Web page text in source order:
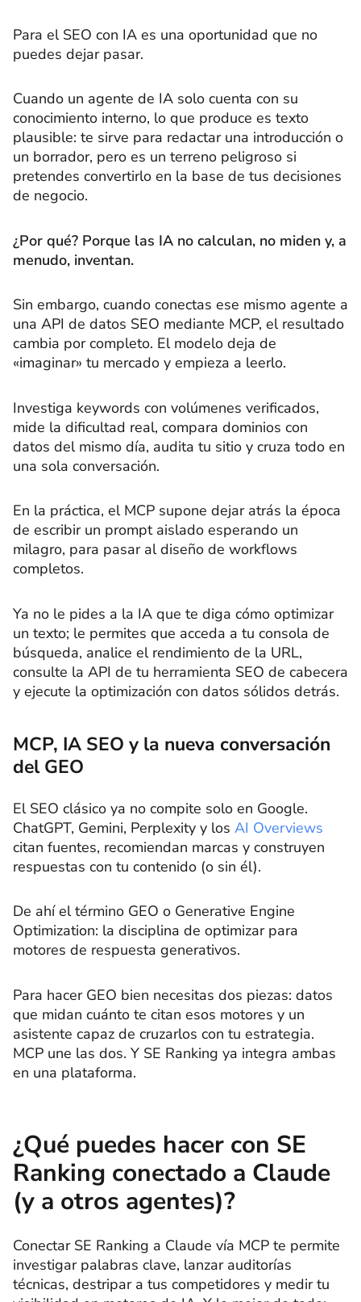
Para el SEO con IA es una oportunidad que no
puedes dejar pasar.
Cuando un agente de IA solo cuenta con su
conocimiento interno, lo que produce es texto
plausible: te sirve para redactar una introducción o
un borrador, pero es un terreno peligroso si
pretendes convertirlo en la base de tus decisiones
de negocio.
¿Por qué? Porque las IA no calculan, no miden y, a
menudo, inventan.
Sin embargo, cuando conectas ese mismo agente a
una API de datos SEO mediante MCP, el resultado
cambia por completo. El modelo deja de
«imaginar» tu mercado y empieza a leerlo.
Investiga keywords con volúmenes verificados,
mide la dificultad real, compara dominios con
datos del mismo día, audita tu sitio y cruza todo en
una sola conversación.
En la práctica, el MCP supone dejar atrás la época
de escribir un prompt aislado esperando un
milagro, para pasar al diseño de workflows
completos.
Ya no le pides a la IA que te diga cómo optimizar
un texto; le permites que acceda a tu consola de
búsqueda, analice el rendimiento de la URL,
consulte la API de tu herramienta SEO de cabecera
y ejecute la optimización con datos sólidos detrás.
MCP, IA SEO y la nueva conversación
del GEO
El SEO clásico ya no compite solo en Google.
ChatGPT, Gemini, Perplexity y los AI Overviews
citan fuentes, recomiendan marcas y construyen
respuestas con tu contenido (o sin él).
De ahí el término GEO o Generative Engine
Optimization: la disciplina de optimizar para
motores de respuesta generativos.
Para hacer GEO bien necesitas dos piezas: datos
que midan cuánto te citan esos motores y un
asistente capaz de cruzarlos con tu estrategia.
MCP une las dos. Y SE Ranking ya integra ambas
en una plataforma.
¿Qué puedes hacer con SE
Ranking conectado a Claude
(y a otros agentes)?
Conectar SE Ranking a Claude vía MCP te permite
investigar palabras clave, lanzar auditorías
técnicas, destripar a tus competidores y medir tu